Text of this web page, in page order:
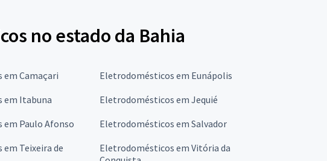
no estado da Bahia
Camaçari
Eletrodomésticos em Eunápolis
em Itabuna
Eletrodomésticos em Jequié
Paulo Afonso
Eletrodomésticos em Salvador
Teixeira de
Eletrodomésticos em Vitória da